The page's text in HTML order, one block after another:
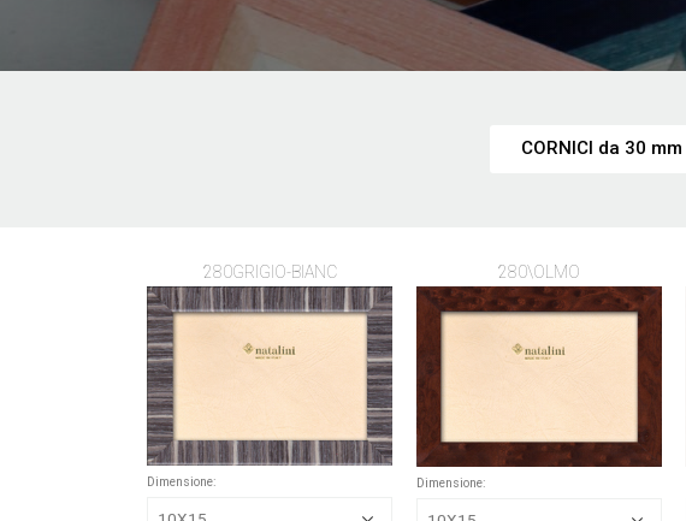
CORNICI da 30 mm
280GRIGIO-BIANC
Dimensione:
280\OLMO
Dimensione: